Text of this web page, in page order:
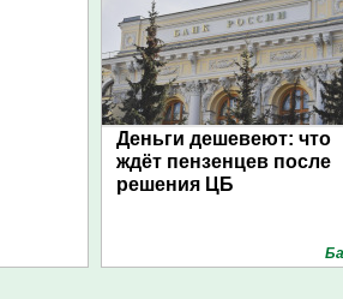
Деньги дешевеют: что
ждёт пензенцев после
решения ЦБ